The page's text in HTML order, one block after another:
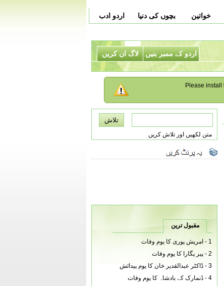
خواتین بچوں کی دنیا اردو ادب
اردو کے ممبر بنیں لاگ ان کریں
Please install
متن لکھیں اور تلاش کریں
مقبول ترین
1 -
امریش پوری کا یوم وفات
2 -
پیر پگارا کا یوم وفات
3 -
ڈاکٹر عبدالقدیر خان کا یوم پیدائش
4 -
ڈنمارک کے بادشاہ کا یوم وفات